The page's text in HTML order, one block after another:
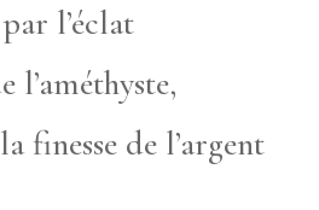
l’éclat
l’améthyste,
finesse de l’argent